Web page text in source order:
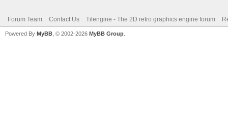
Forum Team Contact Us Tilengine - The 2D retro graphics engine forum
Powered By MyBB , © 2002-2026 MyBB Group